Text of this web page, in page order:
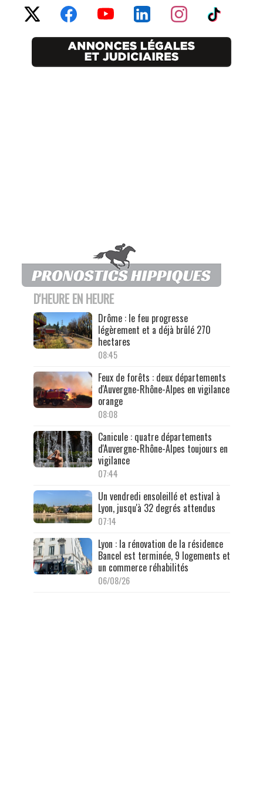
D'HEURE EN HEURE
Drôme : le feu progresse
légèrement et a déjà brûlé 270
hectares
08:45
Feux de forêts : deux départements
d'Auvergne-Rhône-Alpes en vigilance
orange
08:08
Canicule : quatre départements
d'Auvergne-Rhône-Alpes toujours en
vigilance
07:44
Un vendredi ensoleillé et estival à
Lyon, jusqu'à 32 degrés attendus
07:14
Lyon : la rénovation de la résidence
Bancel est terminée, 9 logements et
un commerce réhabilités
06/08/26